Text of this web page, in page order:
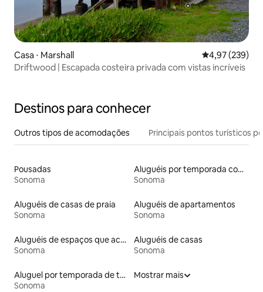
Casa ⋅ Marshall 4,97 de uma
4,97 (239)
Driftwood | Escapada costeira privada com vistas incríveis
Destinos para conhecer
Outros tipos de acomodações Principais pontos turísticos
Pousadas
Sonoma
Aluguéis por temporada com suítes privativas
Sonoma
Aluguéis de casas de praia
Sonoma
Aluguéis de apartamentos
Sonoma
Aluguéis de espaços que aceitam animais de estimação
Sonoma
Aluguéis de casas
Sonoma
Aluguel por temporada de townhouses
Sonoma
Mostrar mais